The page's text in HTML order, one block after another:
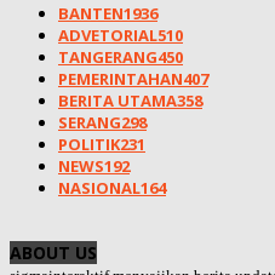
BANTEN1936
ADVETORIAL510
TANGERANG450
PEMERINTAHAN407
BERITA UTAMA358
SERANG298
POLITIK231
NEWS192
NASIONAL164
ABOUT US